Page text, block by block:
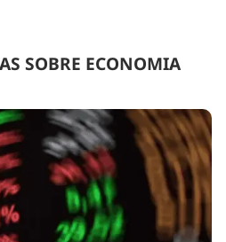
SOBRE ECONOMIA